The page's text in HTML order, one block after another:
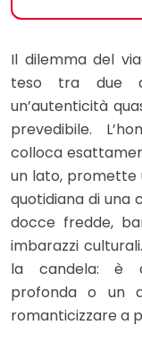
Il dilemma del
teso tra due
un’autenticità
prevedibile.
colloca
un lato, promette
quotidiana di una
docce fredde,
imbarazzi
la candela: è
profonda o un
romanticizzare a